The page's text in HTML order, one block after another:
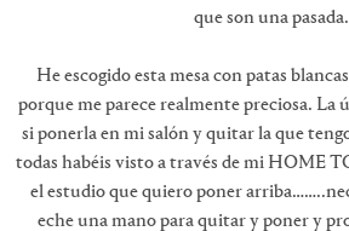
que son una pasada.
He escogido esta mesa con patas
porque me parece realmente preciosa. La
si ponerla en mi salón y quitar la que
todas habéis visto a través de mi HOME
el estudio que quiero poner
eche una mano para quitar y poner y